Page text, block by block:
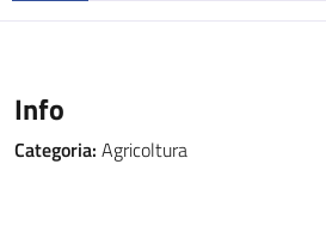
Info
Categoria: Agricoltura